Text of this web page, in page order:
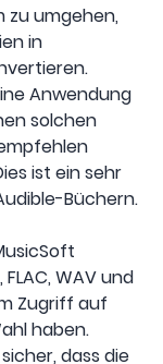
zu umgehen,
in
Anwendung
solchen
ist ein sehr
Büchern.
WAV und
Zugriff auf
haben.
dass die